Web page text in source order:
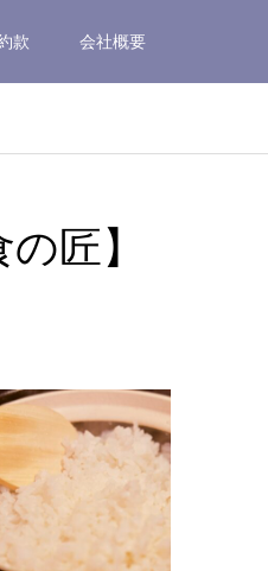
款 会社概要
匠】